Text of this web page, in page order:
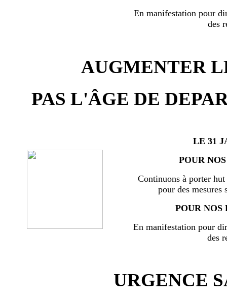
En manifestation pour
des
AUGMENTER
PAS L'ÂGE DE
LE 31
POUR
Continuons à porter
pour des mesures
POUR NOS
En manifestation pour
des
URGENCE